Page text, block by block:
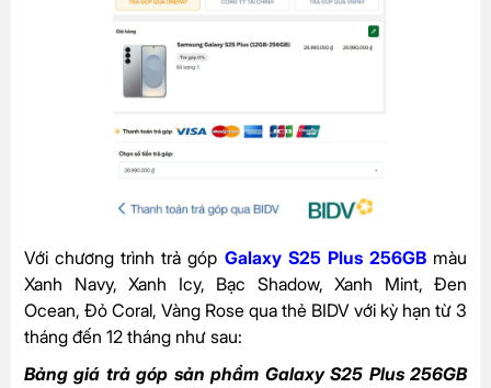
Với chương trình trả góp Galaxy S25 Plus 256GBmàu
Xanh Navy, Xanh Icy, Bạc Shadow, Xanh Mint, Đen
Ocean, Đỏ Coral, Vàng Rose qua thẻ BIDV với kỳ hạn từ 3
tháng đến 12 tháng như sau:
Bảng giá trả góp sản phẩm Galaxy S25 Plus 256GB